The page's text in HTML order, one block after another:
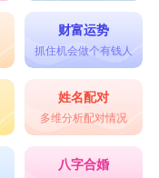
财富运势
抓住机会做个有钱人
姓名配对
多维分析配对情况
八字合婚